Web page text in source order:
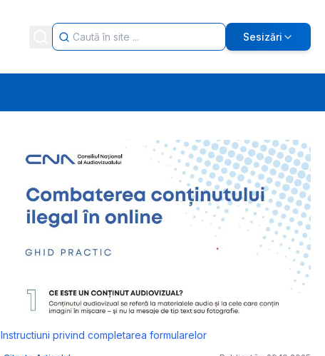
Sesizări
Instructiuni privind completarea formularelor